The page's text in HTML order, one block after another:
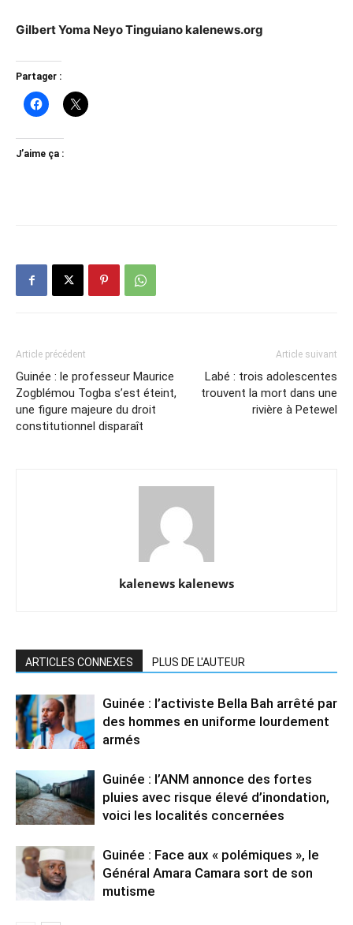
Gilbert Yoma Neyo Tinguiano kalenews.org
Partager :
J’aime ça :
Article précédent
Guinée : le professeur Maurice
Zogblémou Togba s’est éteint,
une figure majeure du droit
constitutionnel disparaît
Article suivant
Labé : trois adolescentes
trouvent la mort dans une
rivière à Petewel
kalenews kalenews
ARTICLES CONNEXES PLUS DE L'AUTEUR
Guinée : l’activiste Bella Bah arrêté par
des hommes en uniforme lourdement
armés
Guinée : l’ANM annonce des fortes
pluies avec risque élevé d’inondation,
voici les localités concernées
Guinée : Face aux « polémiques », le
Général Amara Camara sort de son
mutisme